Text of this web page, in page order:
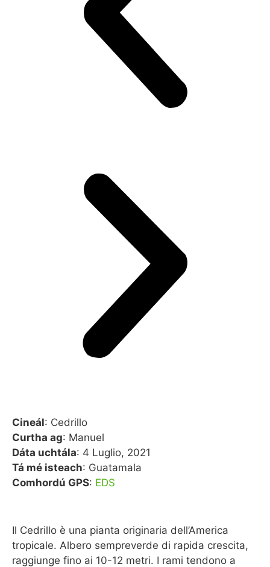
Cineál: Cedrillo
Curtha ag: Manuel
Dáta uchtála: 4 Luglio, 2021
Tá mé isteach: Guatamala
Comhordú GPS: EDS
Il Cedrillo è una pianta originaria dell’America
tropicale. Albero sempreverde di rapida crescita,
raggiunge fino ai 10-12 metri. I rami tendono a